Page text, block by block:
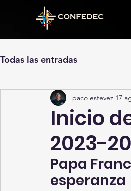
Todas las entradas
Inicio
2023-
paco estevez 17
Papa
esperanza